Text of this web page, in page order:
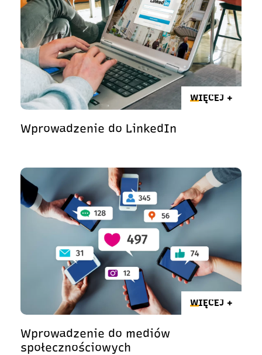
WIĘCEJ +
Wprowadzenie do LinkedIn
WIĘCEJ +
Wprowadzenie do mediów
społecznościowych